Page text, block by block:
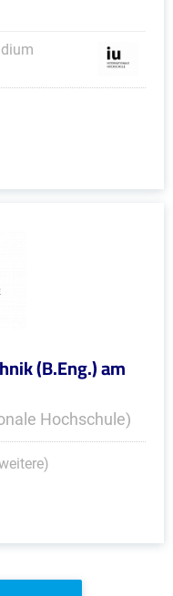
(B.Eng.) am
Hochschule)